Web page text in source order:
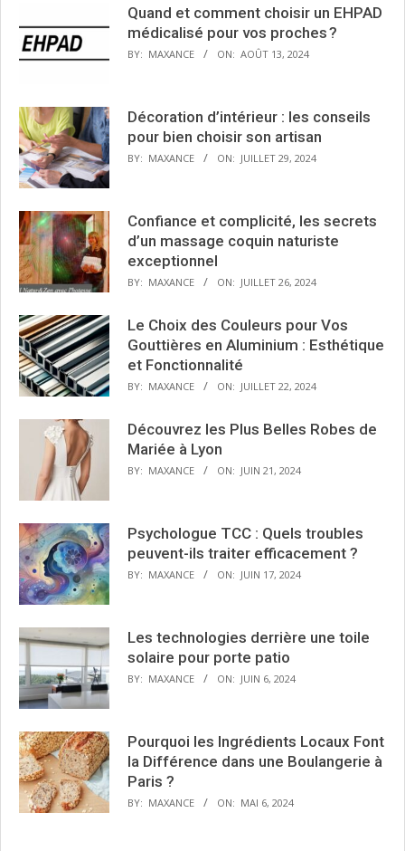
Quand et comment choisir un EHPAD
médicalisé pour vos proches ?
BY: MAXANCE ON: AOÛT 13, 2024
Décoration d’intérieur : les conseils
pour bien choisir son artisan
BY: MAXANCE ON: JUILLET 29, 2024
Confiance et complicité, les secrets
d’un massage coquin naturiste
exceptionnel
BY: MAXANCE ON: JUILLET 26, 2024
Le Choix des Couleurs pour Vos
Gouttières en Aluminium : Esthétique
et Fonctionnalité
BY: MAXANCE ON: JUILLET 22, 2024
Découvrez les Plus Belles Robes de
Mariée à Lyon
BY: MAXANCE ON: JUIN 21, 2024
Psychologue TCC : Quels troubles
peuvent-ils traiter efficacement ?
BY: MAXANCE ON: JUIN 17, 2024
Les technologies derrière une toile
solaire pour porte patio
BY: MAXANCE ON: JUIN 6, 2024
Pourquoi les Ingrédients Locaux Font
la Différence dans une Boulangerie à
Paris ?
BY: MAXANCE ON: MAI 6, 2024